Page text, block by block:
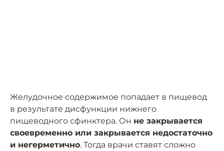
Желудочное содержимое попадает в пищевод
в результате дисфункции нижнего
пищеводного сфинктера. Он не закрывается
своевременно или закрывается недостаточно
и негерметично. Тогда врачи ставят сложно